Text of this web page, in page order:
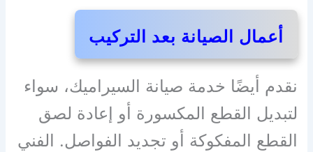
أعمال الصيانة بعد التركيب
نقدم أيضًا خدمة صيانة السيراميك، سواء
لتبديل القطع المكسورة أو إعادة لصق
القطع المفكوكة أو تجديد الفواصل. الفني